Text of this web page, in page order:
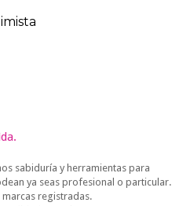
sabiduría y herramientas para
ya seas profesional o particular.
marcas registradas.